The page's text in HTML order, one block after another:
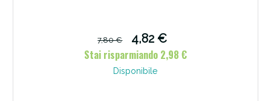
7,80 €
4,82 €
Stai risparmiando 2,98 €
Disponibile